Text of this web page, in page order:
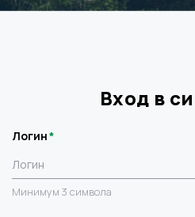
Вход в
Логин
Минимум 3 символа